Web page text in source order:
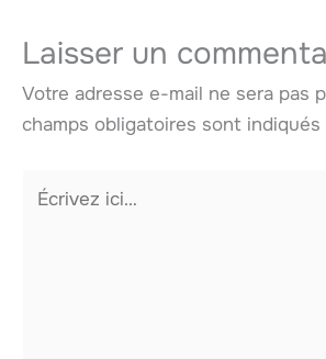
Laisser un
Votre adresse e-mail ne sera pas
champs obligatoires sont indiqués
Écrivez
ici…